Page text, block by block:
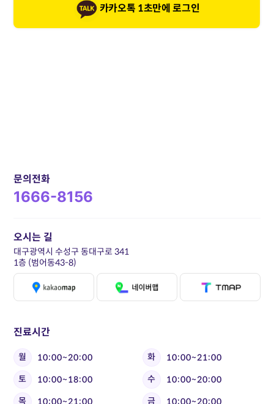
카카오톡 1초만에 로그인
문의전화
1666-8156
진료시간
월 10:00~20:00 화
10:00~21:00
토
10:00~18:00 수
10:00~20:00
목
10:00~21:00 금 10:00~20:00
오시는 길
대구광역시 수성구 동대구로 341
1층 (범어동43-8)